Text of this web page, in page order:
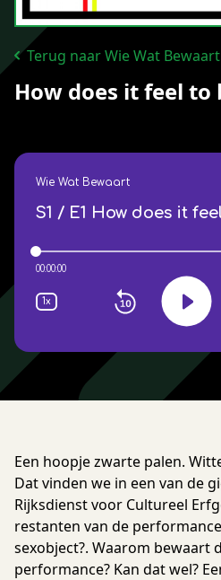
Terug naar Wie Wat Bewaart
How does it feel to
Een hoopje zwarte palen.
Dat vinden we in een van de
Rijksdienst voor Cultureel
restanten van de
sexobject?. Waarom bewaart
performance? Kan dat wel?